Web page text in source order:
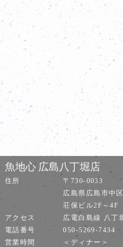
魚地心 広島八丁堀店
住所
〒730-0033
広島県広島市中
荘保ビル2F～4F
アクセス
広電白島線 八丁
電話番号
050-5269-7434
営業時間
＜ディナー＞